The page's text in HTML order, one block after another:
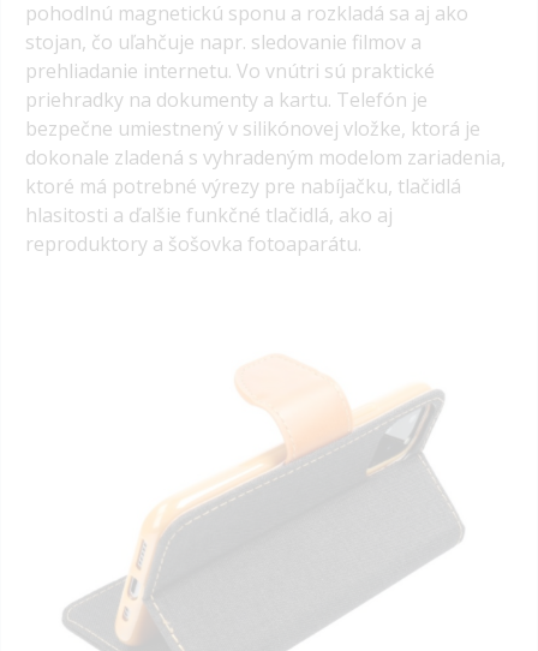
pohodlnú magnetickú sponu a rozkladá sa aj ako
stojan, čo uľahčuje napr. sledovanie filmov a
prehliadanie internetu. Vo vnútri sú praktické
priehradky na dokumenty a kartu. Telefón je
bezpečne umiestnený v silikónovej vložke, ktorá je
dokonale zladená s vyhradeným modelom zariadenia,
ktoré má potrebné výrezy pre nabíjačku, tlačidlá
hlasitosti a ďalšie funkčné tlačidlá, ako aj
reproduktory a šošovka fotoaparátu.